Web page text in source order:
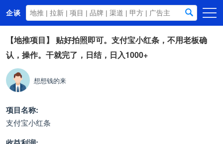
企谈
首页
商务资源
资讯动态
关于我们
【地推项目】
贴好拍照即可。支付宝小红条，不用老板确
认，操作。干就完了，日结，日入1000+
想想钱的来
项目名称:
支付宝小红条